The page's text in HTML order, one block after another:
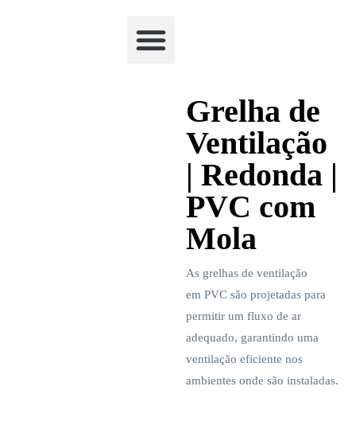
Grelha de
Ventilação
| Redonda |
PVC com
Mola
As grelhas de ventilação
em PVC são projetadas para
permitir um fluxo de ar
adequado, garantindo uma
ventilação eficiente nos
ambientes onde são instaladas.